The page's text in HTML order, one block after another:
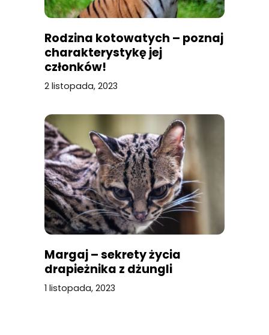
Rodzina kotowatych – poznaj
charakterystykę jej
członków!
2 listopada, 2023
Margaj – sekrety życia
drapieżnika z dżungli
1 listopada, 2023